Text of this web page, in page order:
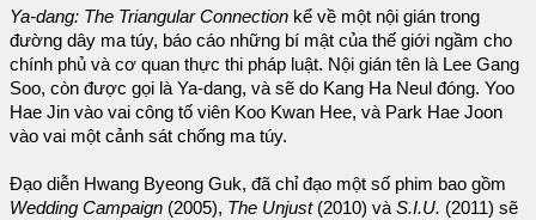
Ya-dang: The Triangular Connection kể về một nội gián trong
đường dây ma túy, báo cáo những bí mật của thế giới ngầm cho
chính phủ và cơ quan thực thi pháp luật. Nội gián tên là Lee Gang
Soo, còn được gọi là Ya-dang, và sẽ do Kang Ha Neul đóng. Yoo
Hae Jin vào vai công tố viên Koo Kwan Hee, và Park Hae Joon
vào vai một cảnh sát chống ma túy.
Đạo diễn Hwang Byeong Guk, đã chỉ đạo một số phim bao gồm
Wedding Campaign (2005), The Unjust(2010) vàS.I.U. (2011) sẽ